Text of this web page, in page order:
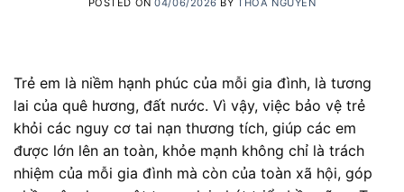
POSTED ON04/06/2026 BYTHOA NGUYEN
Trẻ em là niềm hạnh phúc của mỗi gia đình, là tương
lai của quê hương, đất nước. Vì vậy, việc bảo vệ trẻ
khỏi các nguy cơ tai nạn thương tích, giúp các em
được lớn lên an toàn, khỏe mạnh không chỉ là trách
nhiệm của mỗi gia đình mà còn của toàn xã hội, góp